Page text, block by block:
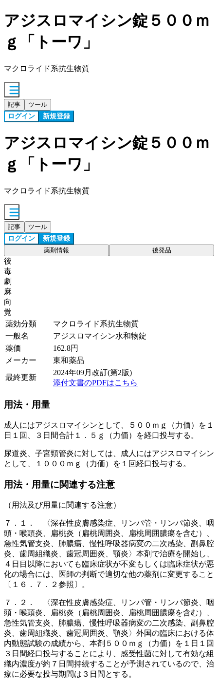
アジスロマイシン錠５００ｍ
ｇ「トーワ」
マクロライド系抗生物質
記事 ツール
ログイン 新規登録
アジスロマイシン錠５００ｍ
ｇ「トーワ」
マクロライド系抗生物質
記事 ツール
ログイン 新規登録
薬剤情報 後発品
後
毒
劇
麻
向
覚
薬効分類
マクロライド系抗生物質
一般名
アジスロマイシン水和物錠
薬価
162.8円
メーカー
東和薬品
最終更新
2024年09月改訂(第2版)
添付文書のPDFはこちら
用法・用量
成人にはアジスロマイシンとして、５００ｍｇ（力価）を１
日１回、３日間合計１．５ｇ（力価）を経口投与する。
尿道炎、子宮頸管炎に対しては、成人にはアジスロマイシン
として、１０００ｍｇ（力価）を１回経口投与する。
用法・用量に関連する注意
（用法及び用量に関連する注意）
７．１． 〈深在性皮膚感染症、リンパ管・リンパ節炎、咽
頭・喉頭炎、扁桃炎（扁桃周囲炎、扁桃周囲膿瘍を含む）、
急性気管支炎、肺膿瘍、慢性呼吸器病変の二次感染、副鼻腔
炎、歯周組織炎、歯冠周囲炎、顎炎〉本剤で治療を開始し、
４日目以降においても臨床症状が不変もしくは臨床症状が悪
化の場合には、医師の判断で適切な他の薬剤に変更すること
〔１６．７．２参照〕。
７．２． 〈深在性皮膚感染症、リンパ管・リンパ節炎、咽
頭・喉頭炎、扁桃炎（扁桃周囲炎、扁桃周囲膿瘍を含む）、
急性気管支炎、肺膿瘍、慢性呼吸器病変の二次感染、副鼻腔
炎、歯周組織炎、歯冠周囲炎、顎炎〉外国の臨床における体
内動態試験の成績から、本剤５００ｍｇ（力価）を１日１回
３日間経口投与することにより、感受性菌に対して有効な組
織内濃度が約７日間持続することが予測されているので、治
療に必要な投与期間は３日間とする。